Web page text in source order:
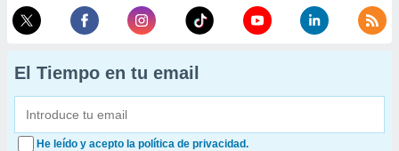
El Tiempo en tu email
He leído y acepto la política de privacidad.